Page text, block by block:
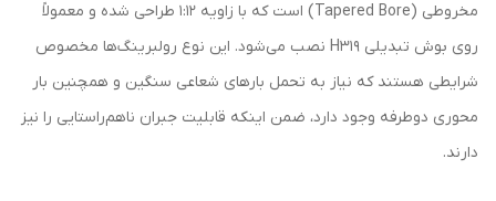
مخروطی (Tapered Bore) است که با زاویه 1:12 طراحی شده و معمولاً
روی بوش تبدیلی H319 نصب می‌شود. این نوع رولبرینگ‌ها مخصوص
شرایطی هستند که نیاز به تحمل بارهای شعاعی سنگین و همچنین بار
محوری دوطرفه وجود دارد، ضمن اینکه قابلیت جبران ناهم‌راستایی را نیز
دارند.